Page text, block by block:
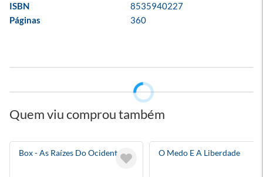
ISBN
8535940227
Páginas
360
Quem viu comprou também
Box - As Raízes Do Ocidente O Medo E A Liberdade